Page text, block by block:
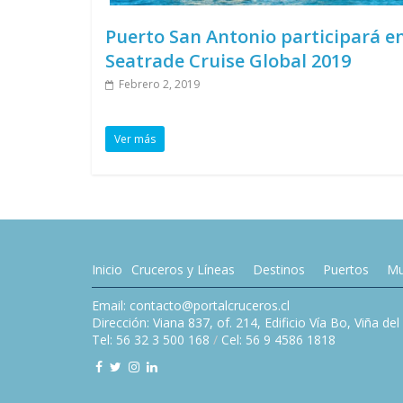
Puerto San Antonio participará
Seatrade Cruise Global 2019
Febrero 2, 2019
Ver más
Inicio Cruceros y Líneas Destinos Puertos
Email: contacto@portalcruceros.cl
Dirección: Viana 837, of. 214, Edificio Vía Bo, Viña
Tel: 56 32 3 500 168 / Cel: 56 9 4586 1818